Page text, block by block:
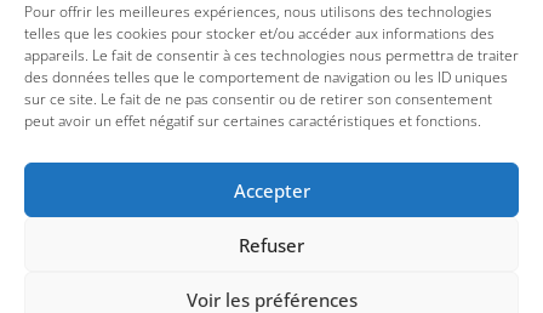
Pour offrir les meilleures expériences, nous utilisons des technologies
telles que les cookies pour stocker et/ou accéder aux informations des
appareils. Le fait de consentir à ces technologies nous permettra de traiter
des données telles que le comportement de navigation ou les ID uniques
sur ce site. Le fait de ne pas consentir ou de retirer son consentement
peut avoir un effet négatif sur certaines caractéristiques et fonctions.
Accepter
Refuser
Voir les préférences
Germinal est une association du Groupe SOS